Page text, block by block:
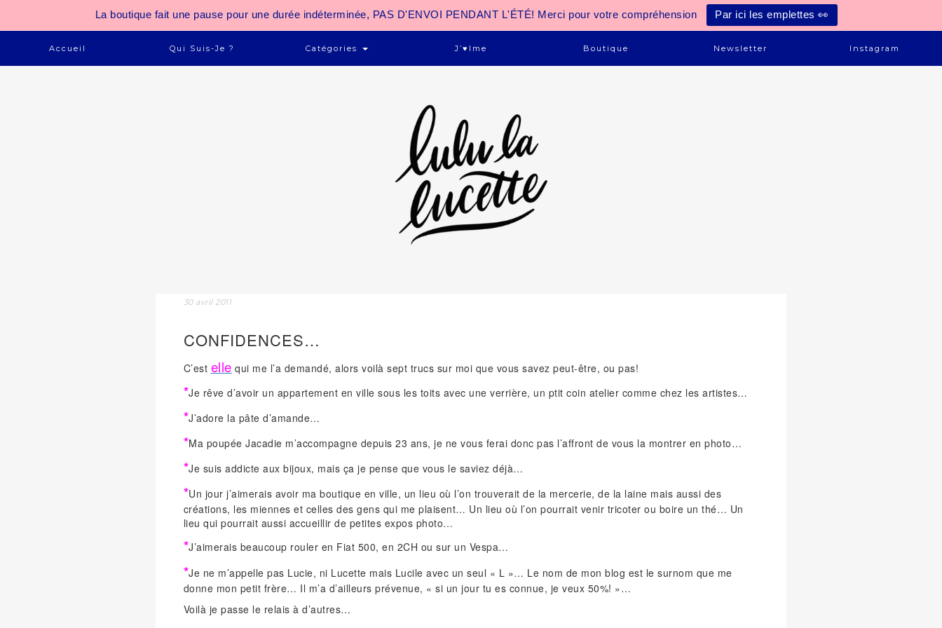
La boutique fait une pause pour une durée indéterminée, PAS D'ENVOI PENDANT L'ÉTÉ! Merci pour votre compréhension Par ici les emplettes 👀
Accueil Qui Suis-Je ? Catégories J’♥ime Boutique Newsletter Instagram
30 avril 2011
CONFIDENCES…
C’est elle qui me l’a demandé, alors voilà sept trucs sur moi que vous savez peut-être, ou pas!
*Je rêve d’avoir un appartement en ville sous les toits avec une verrière, un ptit coin atelier comme chez les artistes…
*J’adore la pâte d’amande…
*Ma poupée Jacadie m’accompagne depuis 23 ans, je ne vous ferai donc pas l’affront de vous la montrer en photo…
*Je suis addicte aux bijoux, mais ça je pense que vous le saviez déjà…
*Un jour j’aimerais avoir ma boutique en ville, un lieu où l’on trouverait de la mercerie, de la laine mais aussi des
créations, les miennes et celles des gens qui me plaisent… Un lieu où l’on pourrait venir tricoter ou boire un thé… Un
lieu qui pourrait aussi accueillir de petites expos photo…
*J’aimerais beaucoup rouler en Fiat 500, en 2CH ou sur un Vespa…
*Je ne m’appelle pas Lucie, ni Lucette mais Lucile avec un seul « L »… Le nom de mon blog est le surnom que me
donne mon petit frère… Il m’a d’ailleurs prévenue, « si un jour tu es connue, je veux 50%! »…
Voilà je passe le relais à d’autres…